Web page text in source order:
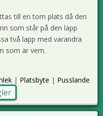
till en tom plats då den
som står på den lapp
två lapp med varandra
som är vem.
| Platsbyte | Pusslande